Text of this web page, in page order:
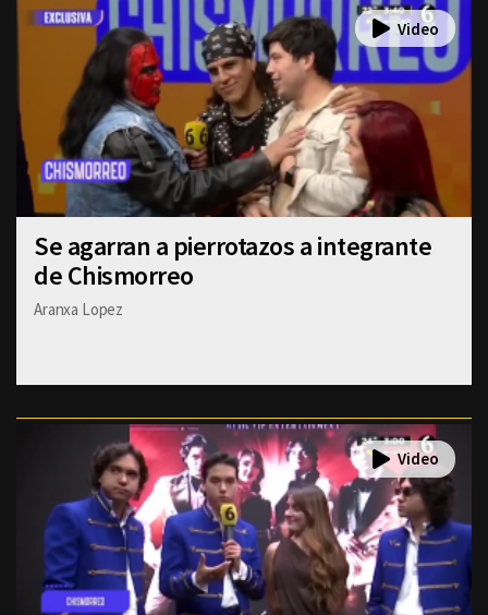
Se agarran a pierrotazos a integrante
de Chismorreo
Aranxa Lopez